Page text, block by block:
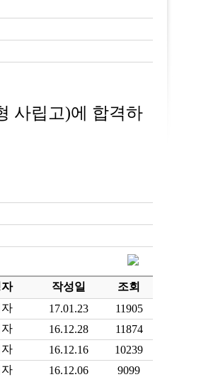
사립고)에 합격하
작성일
조회
17.01.23
11905
16.12.28
11874
16.12.16
10239
16.12.06
9099